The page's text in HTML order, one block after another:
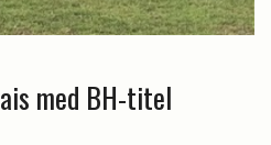
med BH-titel